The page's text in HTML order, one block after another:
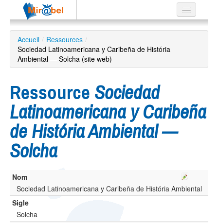
Le réseau
Soutien
Listes
Recherche
avancée
EN
ES
Accueil / Ressources /
Sociedad Latinoamericana y Caribeña de História
Ambiental — Solcha (site web)
Ressource Sociedad
Latinoamericana y Caribeña
de História Ambiental —
Solcha
Nom
Sociedad Latinoamericana y Caribeña de História Ambiental
Sigle
Solcha